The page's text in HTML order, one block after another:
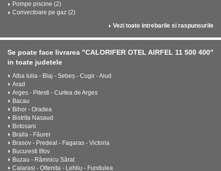
Pompe piscine (2)
Convectoare pe gaz (2)
Vezi toate intrebarile si raspunsurile
Se poate face livrarea "CALORIFER OTEL AIRFEL 11 500 400"
in toate judetele
Alba Iulia - Blaj - Sebeș - Cugir - Aiud
Arad
Arges - Pitesti - Curtea de Arges
Bacau
Bihor - Oradea
Bistrita Nasaud
Botosani
Braila - Făurei
Brasov - Predeal - Fagaras - Victoria
Bucuresti Ilfov
Buzau - Râmnicu Sărat
Calarasi - Oltenita - Lehliu - Fundulea